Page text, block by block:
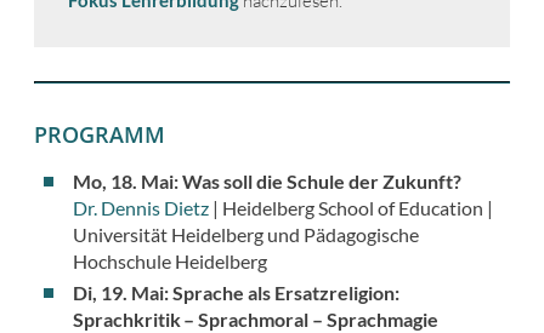
PROGRAMM
Mo, 18. Mai: Was soll die Schule der Zukunft?
Dr. Dennis Dietz| Heidelberg School of Education |
Universität Heidelberg und Pädagogische
Hochschule Heidelberg
Di, 19. Mai: Sprache als Ersatzreligion:
Sprachkritik – Sprachmoral – Sprachmagie